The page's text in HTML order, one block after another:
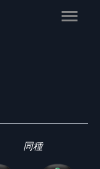
Main
同種